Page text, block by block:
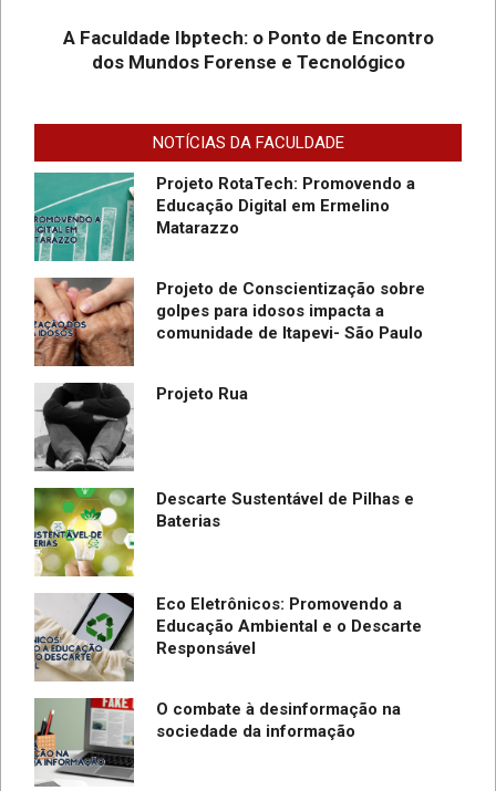
A Faculdade Ibptech: o Ponto de Encontro
dos Mundos Forense e Tecnológico
NOTÍCIAS DA FACULDADE
Cibernética para ingresso com
vestibular, Enem ou 2a. graduação na
Faculdade IBPTECH Lança Projeto
Promover Segurança na Internet
Projeto RotaTech: Promovendo a
Educação Digital em Ermelino
Matarazzo
Projeto de Conscientização sobre
golpes para idosos impacta a
comunidade de Itapevi- São Paulo
Projeto Rua
Descarte Sustentável de Pilhas e
Baterias
Eco Eletrônicos: Promovendo a
Educação Ambiental e o Descarte
Responsável
O combate à desinformação na
sociedade da informação